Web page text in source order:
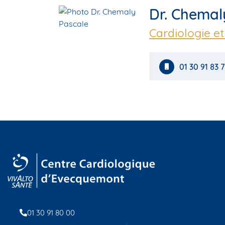
Dr.
Cardiologie
01 30 91 83
01 30 91 80 00